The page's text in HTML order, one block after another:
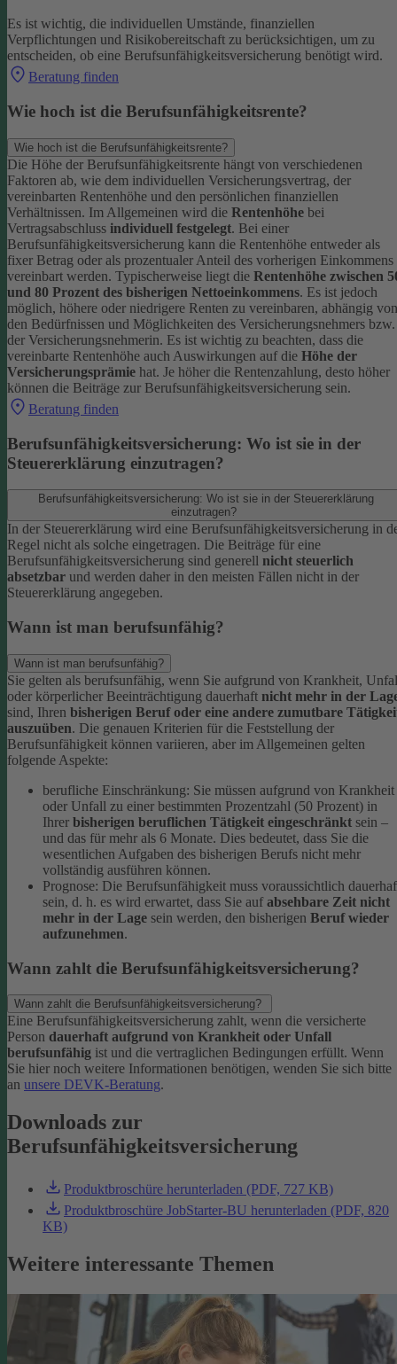
Es ist wichtig, die individuellen Umstände, finanziellen
Verpflichtungen und Risikobereitschaft zu berücksichtigen, um zu
entscheiden, ob eine Berufsunfähigkeitsversicherung benötigt wird.
Beratung finden
Wie hoch ist die Berufsunfähigkeitsrente?
Wie hoch ist die Berufsunfähigkeitsrente?
Die Höhe der Berufsunfähigkeitsrente hängt von verschiedenen
Faktoren ab, wie dem individuellen Versicherungsvertrag, der
vereinbarten Rentenhöhe und den persönlichen finanziellen
Verhältnissen. Im Allgemeinen wird die Rentenhöhe bei
Vertragsabschluss individuell festgelegt. Bei einer
Berufsunfähigkeitsversicherung kann die Rentenhöhe entweder als
fixer Betrag oder als prozentualer Anteil des vorherigen Einkommens
vereinbart werden. Typischerweise liegt die Rentenhöhe zwischen
und 80 Prozent des bisherigen Nettoeinkommens. Es ist jedoch
möglich, höhere oder niedrigere Renten zu vereinbaren, abhängig von
den Bedürfnissen und Möglichkeiten des Versicherungsnehmers bzw.
der Versicherungsnehmerin. Es ist wichtig zu beachten, dass die
vereinbarte Rentenhöhe auch Auswirkungen auf die Höhe der
Versicherungsprämie hat. Je höher die Rentenzahlung, desto höher
können die Beiträge zur Berufsunfähigkeitsversicherung sein.
Beratung finden
Berufsunfähigkeitsversicherung: Wo ist sie in der
Steuererklärung einzutragen?
Berufsunfähigkeitsversicherung: Wo ist sie in der Steuererklärung
einzutragen?
In der Steuererklärung wird eine Berufsunfähigkeitsversicherung in
Regel nicht als solche eingetragen. Die Beiträge für eine
Berufsunfähigkeitsversicherung sind generell nicht steuerlich
absetzbar und werden daher in den meisten Fällen nicht in der
Steuererklärung angegeben.
Wann ist man berufsunfähig?
Wann ist man berufsunfähig?
Sie gelten als berufsunfähig, wenn Sie aufgrund von Krankheit,
oder körperlicher Beeinträchtigung dauerhaft nicht mehr in der
sind, Ihren bisherigen Beruf oder eine andere zumutbare
auszuüben. Die genauen Kriterien für die Feststellung der
Berufsunfähigkeit können variieren, aber im Allgemeinen gelten
folgende Aspekte:
berufliche Einschränkung: Sie müssen aufgrund von Krankheit
oder Unfall zu einer bestimmten Prozentzahl (50 Prozent) in
Ihrer bisherigen beruflichen Tätigkeit eingeschränkt sein –
und das für mehr als 6 Monate. Dies bedeutet, dass Sie die
wesentlichen Aufgaben des bisherigen Berufs nicht mehr
vollständig ausführen können.
Prognose: Die Berufsunfähigkeit muss voraussichtlich
sein, d. h. es wird erwartet, dass Sie auf absehbare Zeit nicht
mehr in der Lage sein werden, den bisherigen Beruf wieder
aufzunehmen.
Wann zahlt die Berufsunfähigkeitsversicherung?
Wann zahlt die Berufsunfähigkeitsversicherung?
Eine Berufsunfähigkeitsversicherung zahlt, wenn die versicherte
Person dauerhaft aufgrund von Krankheit oder Unfall
berufsunfähig ist und die vertraglichen Bedingungen erfüllt. Wenn
Sie hier noch weitere Informationen benötigen, wenden Sie sich bitte
an unsere DEVK-Beratung.
Downloads zur
Berufsunfähigkeitsversicherung
Produktbroschüre herunterladen (PDF, 727 KB)
Produktbroschüre JobStarter-BU herunterladen (PDF, 820
KB)
Weitere interessante Themen